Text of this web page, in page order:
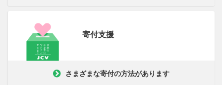
寄付支援
さまざまな寄付の方法があります